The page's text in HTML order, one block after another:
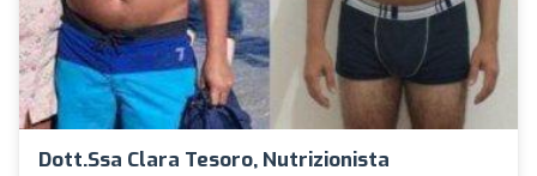
Dott.ssa Clara Tesoro, Nutrizionista